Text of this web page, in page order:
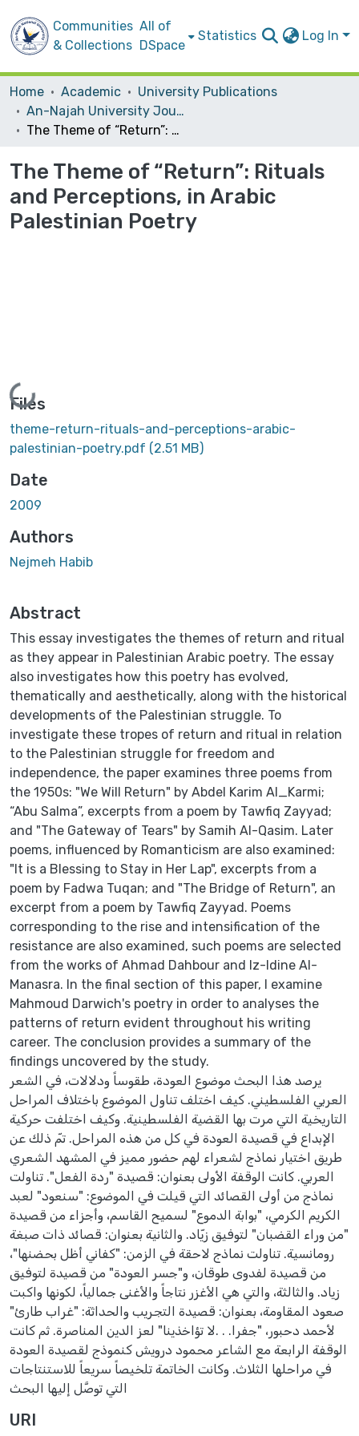
Communities
& Collections
All of
DSpace
Statistics Log In
Home Academic
University Publications
An-Najah University Journal for Research - B (Humanities)
The Theme of “Return”: Rituals and Perceptions, in Arabic Palestinian Poetry
The Theme of “Return”: Rituals
and Perceptions, in Arabic
Palestinian Poetry
Loading...
Files
theme-return-rituals-and-perceptions-arabic-
palestinian-poetry.pdf (2.51 MB)
Date
2009
Authors
Nejmeh Habib
Abstract
This essay investigates the themes of return and ritual
as they appear in Palestinian Arabic poetry. The essay
also investigates how this poetry has evolved,
thematically and aesthetically, along with the historical
developments of the Palestinian struggle. To
investigate these tropes of return and ritual in relation
to the Palestinian struggle for freedom and
independence, the paper examines three poems from
the 1950s: "We Will Return" by Abdel Karim Al_Karmi;
“Abu Salma”, excerpts from a poem by Tawfiq Zayyad;
and "The Gateway of Tears" by Samih Al-Qasim. Later
poems, influenced by Romanticism are also examined:
"It is a Blessing to Stay in Her Lap", excerpts from a
poem by Fadwa Tuqan; and "The Bridge of Return", an
excerpt from a poem by Tawfiq Zayyad. Poems
corresponding to the rise and intensification of the
resistance are also examined, such poems are selected
from the works of Ahmad Dahbour and Iz-Idine Al-
Manasra. In the final section of this paper, I examine
Mahmoud Darwich's poetry in order to analyses the
patterns of return evident throughout his writing
career. The conclusion provides a summary of the
findings uncovered by the study.
يرصد هذا البحث موضوع العودة، طقوساً ودلالات، في الشعر
العربي الفلسطيني. كيف اختلف تناول الموضوع باختلاف المراحل
التاريخية التي مرت بها القضية الفلسطينية. وكيف اختلفت حركية
الإبداع في قصيدة العودة في كل من هذه المراحل. تمّ ذلك عن
طريق اختيار نماذج لشعراء لهم حضور مميز في المشهد الشعري
العربي. كانت الوقفة الأولى بعنوان: قصيدة "ردة الفعل". تناولت
نماذج من أولى القصائد التي قيلت في الموضوع: "سنعود" لعبد
الكريم الكرمي، "بوابة الدموع" لسميح القاسم، وأجزاء من قصيدة
"من وراء القضبان" لتوفيق زيّاد. والثانية بعنوان: قصائد ذات صبغة
رومانسية. تناولت نماذج لاحقة في الزمن: "كفاني أظل بحضنها"،
من قصيدة لفدوى طوقان، و"جسر العودة" من قصيدة لتوفيق
زياد. والثالثة، والتي هي الأغزر نتاجاً والأغنى جمالياً، لكونها واكبت
صعود المقاومة، بعنوان: قصيدة التجريب والحداثة: "غراب طارئ"
لأحمد دحبور، "جفرا. . .لا تؤاخذينا" لعز الدين المناصرة. ثم كانت
الوقفة الرابعة مع الشاعر محمود درويش كنموذج لقصيدة العودة
في مراحلها الثلاث. وكانت الخاتمة تلخيصاً سريعاً للاستنتاجات
التي توصَّل إليها البحث
URI